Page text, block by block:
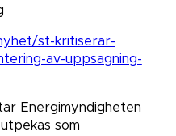
st-kritiserar-
av-uppsagning-
Energimyndigheten
som